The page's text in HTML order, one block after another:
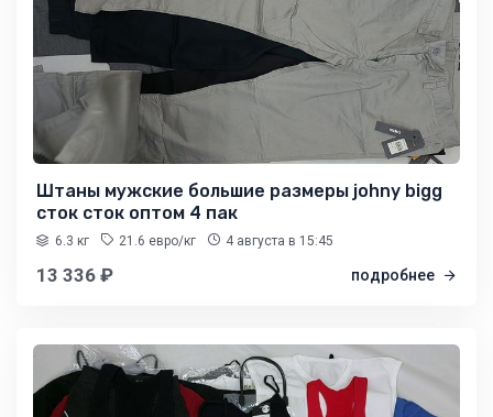
Штаны мужские большие размеры johny bigg
сток сток оптом 4 пак
6.3 кг 21.6 евро/кг 4 августа в 15:45
13 336 ₽ подробнее